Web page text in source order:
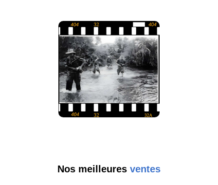
Nos meilleures ventes